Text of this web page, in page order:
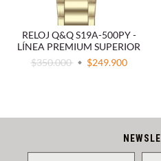
RELOJ Q&Q S19A-500PY -
LÍNEA PREMIUM SUPERIOR
$350.000
$249.900